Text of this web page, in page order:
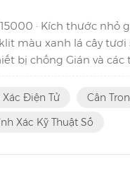
· Kích thước nhỏ
màu xanh lá cây tươi
bị chống Gián và
tiết kiệm điện · Lý
Điện Tử
Cân
Xác Kỹ Thuật Số